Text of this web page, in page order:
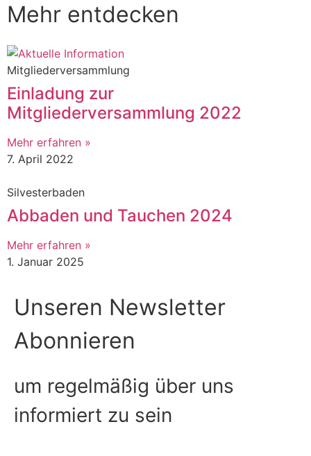
Mehr entdecken
Mitgliederversammlung
Einladung zur
Mitgliederversammlung 2022
Mehr erfahren »
7. April 2022
Silvesterbaden
Abbaden und Tauchen 2024
Mehr erfahren »
1. Januar 2025
Unseren Newsletter
Abonnieren
um regelmäßig über uns
informiert zu sein